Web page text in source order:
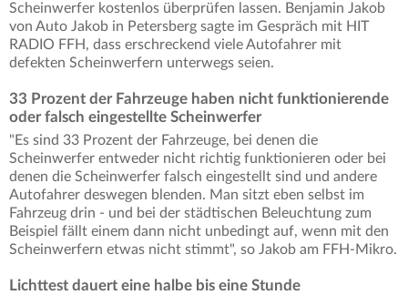
Scheinwerfer kostenlos überprüfen lassen. Benjamin Jakob
von Auto Jakob in Petersberg sagte im Gespräch mit HIT
RADIO FFH, dass erschreckend viele Autofahrer mit
defekten Scheinwerfern unterwegs seien.
33 Prozent der Fahrzeuge haben nicht funktionierende
oder falsch eingestellte Scheinwerfer
"Es sind 33 Prozent der Fahrzeuge, bei denen die
Scheinwerfer entweder nicht richtig funktionieren oder bei
denen die Scheinwerfer falsch eingestellt sind und andere
Autofahrer deswegen blenden. Man sitzt eben selbst im
Fahrzeug drin - und bei der städtischen Beleuchtung zum
Beispiel fällt einem dann nicht unbedingt auf, wenn mit den
Scheinwerfern etwas nicht stimmt", so Jakob am FFH-Mikro.
Lichttest dauert eine halbe bis eine Stunde